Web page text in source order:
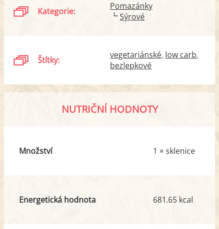
Kategorie:
Pomazánky
Sýrové
Štítky: vegetariánské low carb
bezlepkové
NUTRIČNÍ HODNOTY
Množství 1 × sklenice
Energetická hodnota 681.65 kcal